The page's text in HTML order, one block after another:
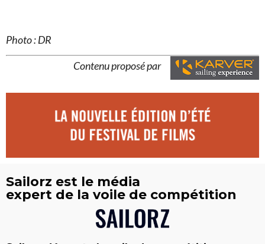
Photo : DR
Contenu proposé par
Sailorz est le média
expert de la voile de compétition